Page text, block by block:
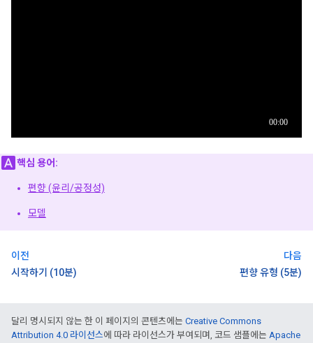
핵심 용어:
편향 (윤리/공정성)
모델
이전
시작하기 (10분)
다음
편향 유형 (5분)
달리 명시되지 않는 한 이 페이지의 콘텐츠에는 Creative Commons
Attribution 4.0 라이선스에 따라 라이선스가 부여되며, 코드 샘플에는 Apache